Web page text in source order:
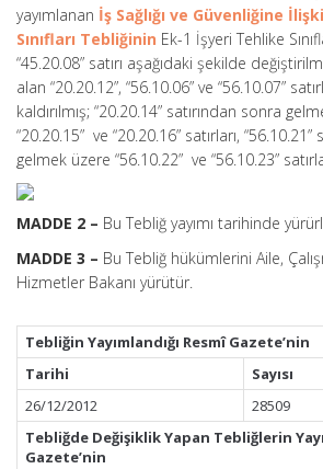
yayımlanan İş Sağlığı ve Güvenliğine
Sınıfları Tebliğinin Ek-1 İşyeri Tehlike
“45.20.08” satırı aşağıdaki şekilde
alan “20.20.12”, “56.10.06” ve “56.10.07”
kaldırılmış; “20.20.14” satırından sonra
“20.20.15” ve “20.20.16” satırları, “56.10.21”
gelmek üzere “56.10.22” ve “56.10.23”
MADDE 2 – Bu Tebliğ yayımı tarihinde
MADDE 3 – Bu Tebliğ hükümlerini Aile,
Hizmetler Bakanı yürütür.
Tebliğin Yayımlandığı Resmî Gazete’nin
Tarihi
Sayısı
26/12/2012
28509
Tebliğde Değişiklik Yapan Tebliğlerin
Gazete’nin